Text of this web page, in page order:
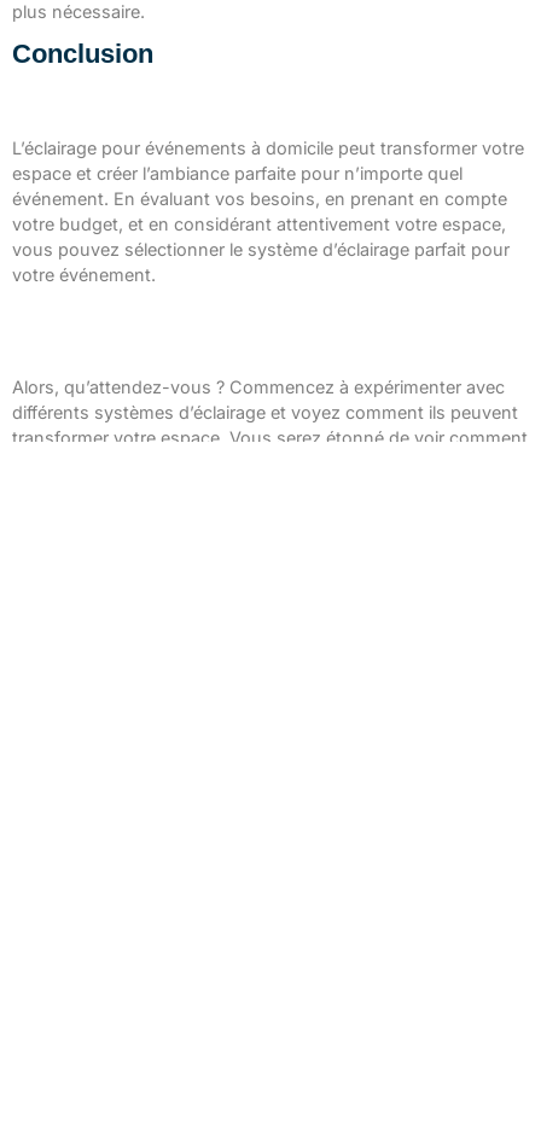
plus nécessaire.
Conclusion
L’éclairage pour événements à domicile peut transformer votre
espace et créer l’ambiance parfaite pour n’importe quel
événement. En évaluant vos besoins, en prenant en compte
votre budget, et en considérant attentivement votre espace,
vous pouvez sélectionner le système d’éclairage parfait pour
votre événement.
Alors, qu’attendez-vous ? Commencez à expérimenter avec
différents systèmes d’éclairage et voyez comment ils peuvent
transformer votre espace. Vous serez étonné de voir comment